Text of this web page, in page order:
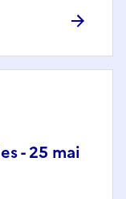
- 25 mai